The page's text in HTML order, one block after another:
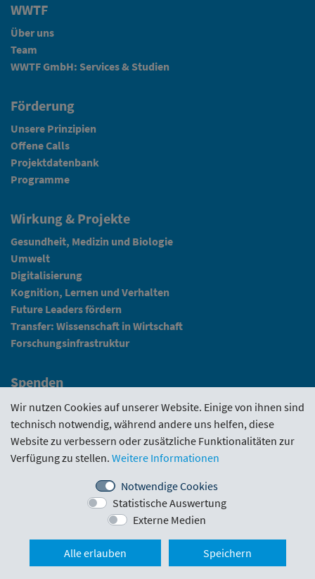
WWTF
Über uns
Team
WWTF GmbH: Services & Studien
Förderung
Unsere Prinzipien
Offene Calls
Projektdatenbank
Programme
Wirkung & Projekte
Gesundheit, Medizin und Biologie
Umwelt
Digitalisierung
Kognition, Lernen und Verhalten
Future Leaders fördern
Transfer: Wissenschaft in Wirtschaft
Forschungsinfrastruktur
Spenden
Fundraising
News
Intranet
Förderrichtlinie · Funding Portal Evaluierungen
Downloads
Schlickgasse 3/12
office@wwtf.at
Wir nutzen Cookies auf unserer Website. Einige von ihnen sind
technisch notwendig, während andere uns helfen, diese
Website zu verbessern oder zusätzliche Funktionalitäten zur
Verfügung zu stellen. Weitere Informationen
Notwendige Cookies
Statistische Auswertung
Externe Medien
Alle erlauben Speichern